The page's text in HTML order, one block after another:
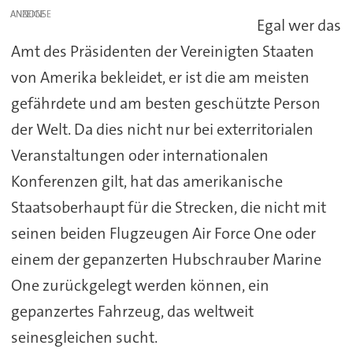
ANZEIGE
Egal wer das
Amt des Präsidenten der Vereinigten Staaten
von Amerika bekleidet, er ist die am meisten
gefährdete und am besten geschützte Person
der Welt. Da dies nicht nur bei exterritorialen
Veranstaltungen oder internationalen
Konferenzen gilt, hat das amerikanische
Staatsoberhaupt für die Strecken, die nicht mit
seinen beiden Flugzeugen Air Force One oder
einem der gepanzerten Hubschrauber Marine
One zurückgelegt werden können, ein
gepanzertes Fahrzeug, das weltweit
seinesgleichen sucht.